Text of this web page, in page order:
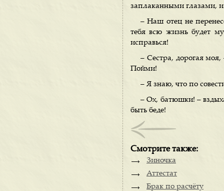
заплаканными глазами,
– Наш отец не
тебя всю жизнь будет
исправься!
– Сестра, дорогая моя,
Пойми!
– Я знаю, что по
– Ох, батюшки! –
быть беде!
Смотрите также:
Зиночка
Аттестат
Брак по расчёту